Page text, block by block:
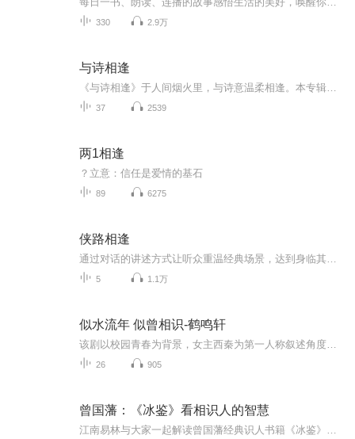
330 2.9万
与诗相逢
37 2539
两1相逢
？立意：信任是爱情的基石
89 6275
侠路相逢
5 1.1万
似水流年 似曾相识-鹤鸣轩
26 905
曾国藩：《冰鉴》看相识人的智慧